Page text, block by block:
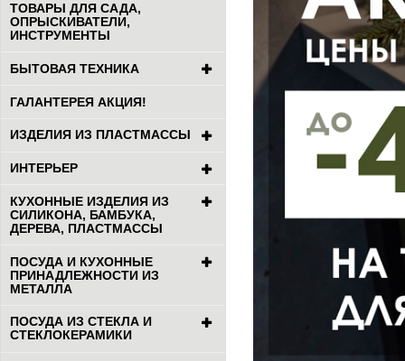
ТОВАРЫ ДЛЯ САДА,
ОПРЫСКИВАТЕЛИ,
ИНСТРУМЕНТЫ
БЫТОВАЯ ТЕХНИКА
ГАЛАНТЕРЕЯ АКЦИЯ!
ИЗДЕЛИЯ ИЗ ПЛАСТМАССЫ
ИНТЕРЬЕР
КУХОННЫЕ ИЗДЕЛИЯ ИЗ
СИЛИКОНА, БАМБУКА,
ДЕРЕВА, ПЛАСТМАССЫ
ПОСУДА И КУХОННЫЕ
ПРИНАДЛЕЖНОСТИ ИЗ
МЕТАЛЛА
ПОСУДА ИЗ СТЕКЛА И
СТЕКЛОКЕРАМИКИ